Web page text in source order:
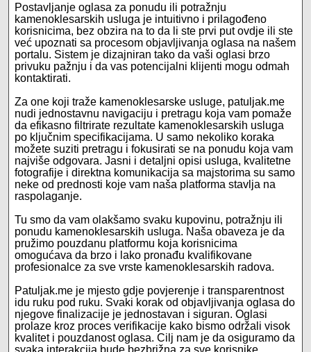
Postavljanje oglasa za ponudu ili potražnju
kamenoklesarskih usluga je intuitivno i prilagođeno
korisnicima, bez obzira na to da li ste prvi put ovdje ili ste
već upoznati sa procesom objavljivanja oglasa na našem
portalu. Sistem je dizajniran tako da vaši oglasi brzo
privuku pažnju i da vas potencijalni klijenti mogu odmah
kontaktirati.
Za one koji traže kamenoklesarske usluge, patuljak.me
nudi jednostavnu navigaciju i pretragu koja vam pomaže
da efikasno filtrirate rezultate kamenoklesarskih usluga
po ključnim specifikacijama. U samo nekoliko koraka
možete suziti pretragu i fokusirati se na ponudu koja vam
najviše odgovara. Jasni i detaljni opisi usluga, kvalitetne
fotografije i direktna komunikacija sa majstorima su samo
neke od prednosti koje vam naša platforma stavlja na
raspolaganje.
Tu smo da vam olakšamo svaku kupovinu, potražnju ili
ponudu kamenoklesarskih usluga. Naša obaveza je da
pružimo pouzdanu platformu koja korisnicima
omogućava da brzo i lako pronađu kvalifikovane
profesionalce za sve vrste kamenoklesarskih radova.
Patuljak.me je mjesto gdje povjerenje i transparentnost
idu ruku pod ruku. Svaki korak od objavljivanja oglasa do
njegove finalizacije je jednostavan i siguran. Oglasi
prolaze kroz proces verifikacije kako bismo održali visok
kvalitet i pouzdanost oglasa. Cilj nam je da osiguramo da
svaka interakcija bude bezbrižna za sve korisnike.